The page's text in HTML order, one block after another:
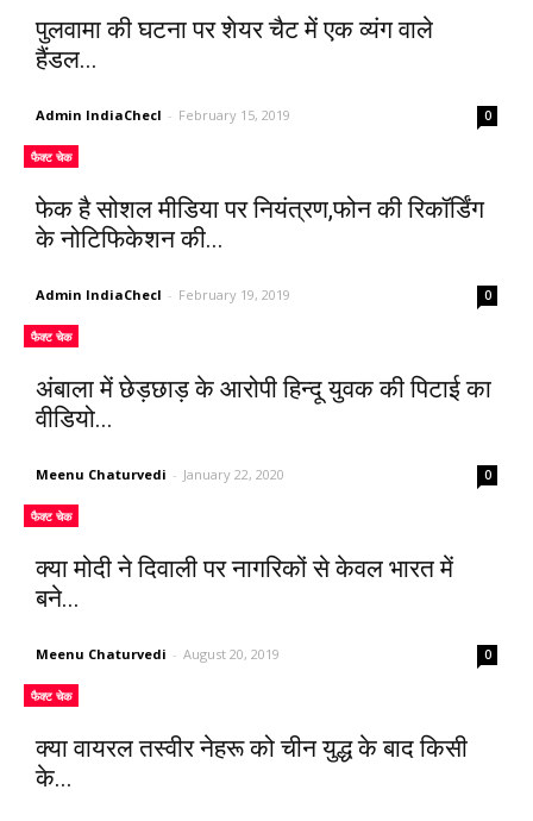
पुलवामा की घटना पर शेयर चैट में एक व्यंग वाले
हैंडल...
Admin IndiaChecl - February 15, 2019 0
फैक्ट चेक
फेक है सोशल मीडिया पर नियंत्रण,फोन की रिकॉर्डिंग
के नोटिफिकेशन की...
Admin IndiaChecl - February 19, 2019 0
फैक्ट चेक
अंबाला में छेड़छाड़ के आरोपी हिन्दू युवक की पिटाई का
वीडियो...
Meenu Chaturvedi - January 22, 2020 0
फैक्ट चेक
क्या मोदी ने दिवाली पर नागरिकों से केवल भारत में
बने...
Meenu Chaturvedi - August 20, 2019 0
फैक्ट चेक
क्या वायरल तस्वीर नेहरू को चीन युद्ध के बाद किसी
के...